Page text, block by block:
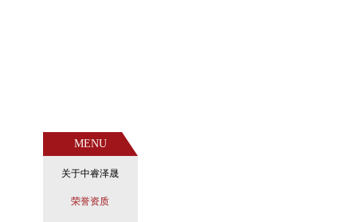
MENU
关于中睿泽晟
荣誉资质